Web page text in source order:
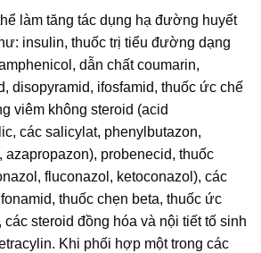
làm tăng tác dụng hạ đường huyết
insulin, thuốc trị tiểu đường dạng
dẫn chất coumarin,
disopyramid, ifosfamid, thuốc ức chế
viêm không steroid (acid
các salicylat, phenylbutazon,
azapropazon), probenecid, thuốc
fluconazol, ketoconazol), các
thuốc chẹn beta, thuốc ức
các steroid đồng hóa và nội tiết tố sinh
Khi phối hợp một trong các